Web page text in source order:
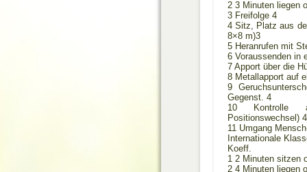
2 3 Minuten liegen
3 Freifolge 4
4 Sitz, Platz aus
8×8 m)3
5 Heranrufen mit
6 Voraussenden in
7 Apport über die
8 Metallapport auf
9
Gegenst. 4
10 Kontrolle
Positionswechsel) 4
11 Umgang
Internationale
Koeff.
1 2 Minuten sitzen
2 4 Minuten liegen